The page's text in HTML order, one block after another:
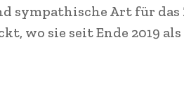
sympathische Art für das
wo sie seit Ende 2019